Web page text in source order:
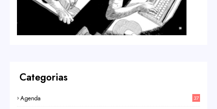
Categorias
Agenda 37